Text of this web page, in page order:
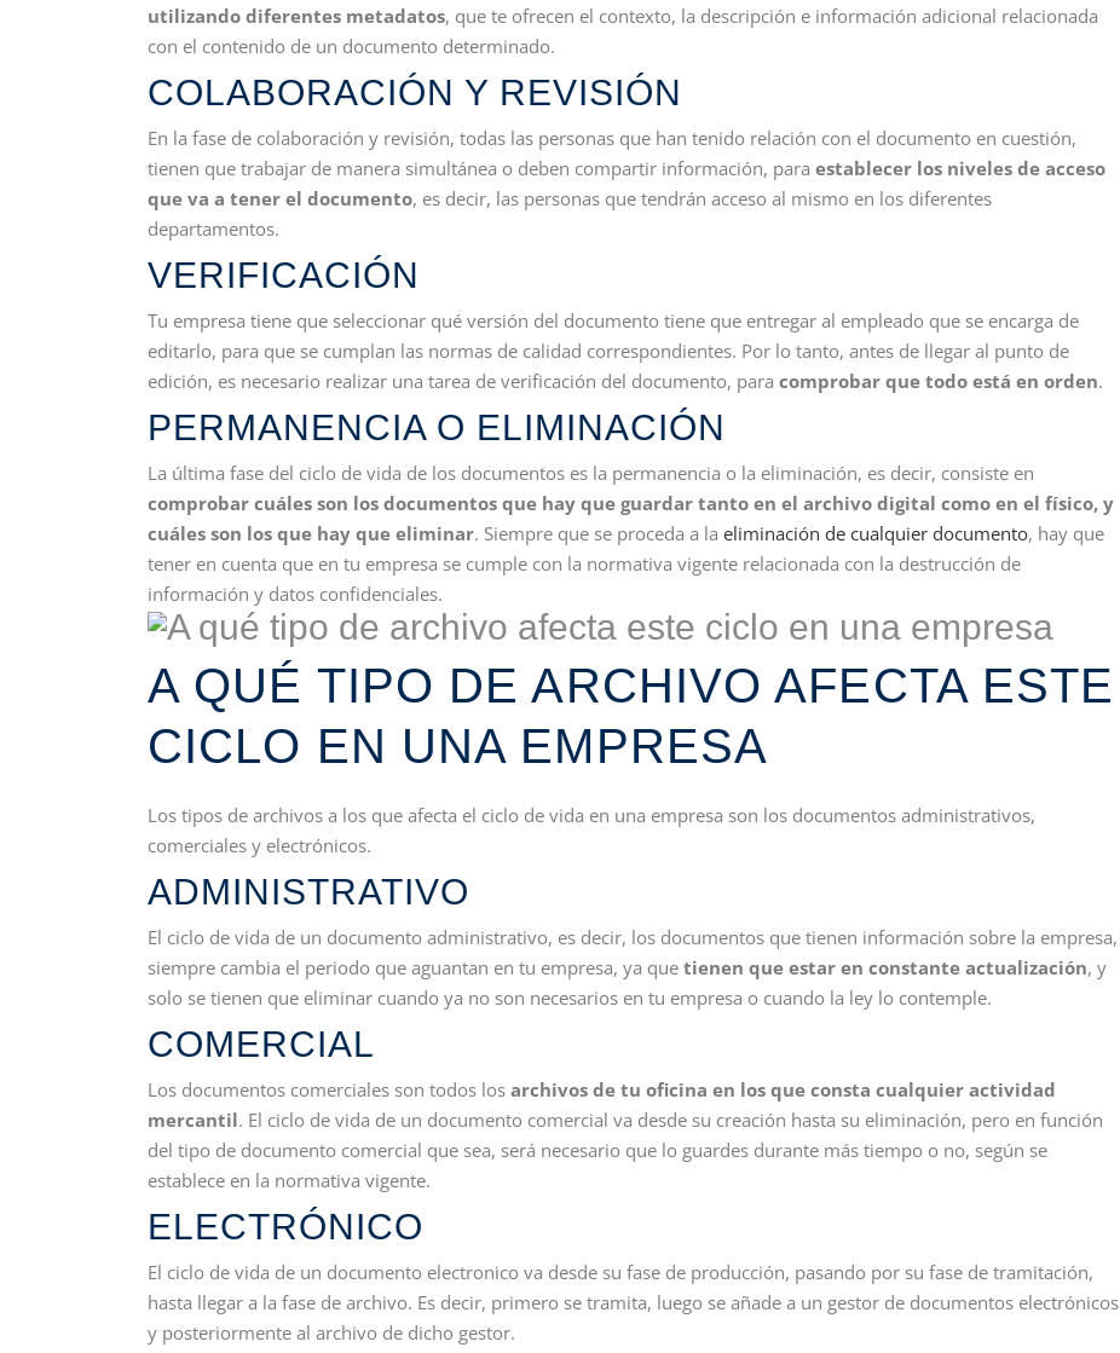
utilizando diferentes metadatos, que te ofrecen el contexto, la descripción e información adicional relacionada
con el contenido de un documento determinado.
COLABORACIÓN Y REVISIÓN
En la fase de colaboración y revisión, todas las personas que han tenido relación con el documento en cuestión,
tienen que trabajar de manera simultánea o deben compartir información, para establecer los niveles de acceso
que va a tener el documento, es decir, las personas que tendrán acceso al mismo en los diferentes
departamentos.
VERIFICACIÓN
Tu empresa tiene que seleccionar qué versión del documento tiene que entregar al empleado que se encarga de
editarlo, para que se cumplan las normas de calidad correspondientes. Por lo tanto, antes de llegar al punto de
edición, es necesario realizar una tarea de verificación del documento, para comprobar que todo está en orden.
PERMANENCIA O ELIMINACIÓN
La última fase del ciclo de vida de los documentos es la permanencia o la eliminación, es decir, consiste en
comprobar cuáles son los documentos que hay que guardar tanto en el archivo digital como en el físico, y
cuáles son los que hay que eliminar. Siempre que se proceda a la eliminación de cualquier documento, hay que
tener en cuenta que en tu empresa se cumple con la normativa vigente relacionada con la destrucción de
información y datos confidenciales.
A QUÉ TIPO DE ARCHIVO AFECTA ESTE
CICLO EN UNA EMPRESA
Los tipos de archivos a los que afecta el ciclo de vida en una empresa son los documentos administrativos,
comerciales y electrónicos.
ADMINISTRATIVO
El ciclo de vida de un documento administrativo, es decir, los documentos que tienen información sobre la empresa,
siempre cambia el periodo que aguantan en tu empresa, ya que tienen que estar en constante actualización, y
solo se tienen que eliminar cuando ya no son necesarios en tu empresa o cuando la ley lo contemple.
COMERCIAL
Los documentos comerciales son todos los archivos de tu oficina en los que consta cualquier actividad
mercantil. El ciclo de vida de un documento comercial va desde su creación hasta su eliminación, pero en función
del tipo de documento comercial que sea, será necesario que lo guardes durante más tiempo o no, según se
establece en la normativa vigente.
ELECTRÓNICO
El ciclo de vida de un documento electronico va desde su fase de producción, pasando por su fase de tramitación,
hasta llegar a la fase de archivo. Es decir, primero se tramita, luego se añade a un gestor de documentos electrónicos
y posteriormente al archivo de dicho gestor.